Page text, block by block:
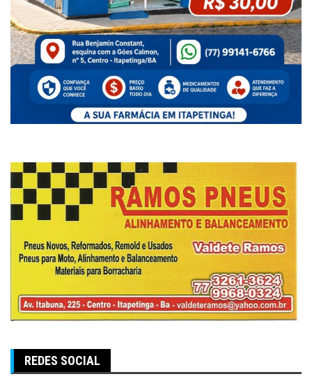
REDES SOCIAL